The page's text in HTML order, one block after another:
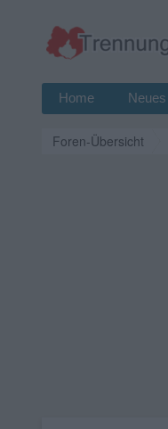
Home Neues
Foren-Übersicht